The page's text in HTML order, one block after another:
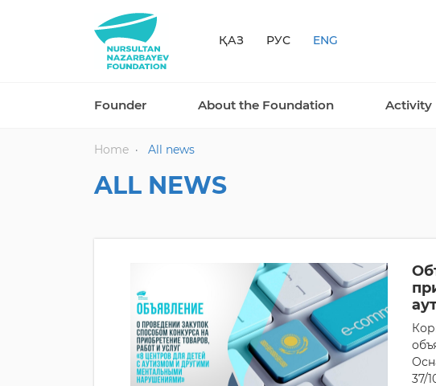
ҚАЗ РУС ENG
Founder About the Foundation Activity
Home All news
ALL NEWS
37/